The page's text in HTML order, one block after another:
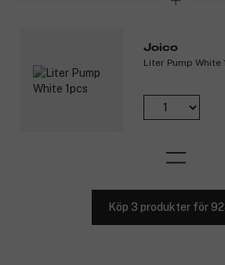
Joico
Liter Pump White
Köp 3 produkter för